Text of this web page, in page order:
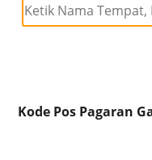
Kode Pos Pagaran